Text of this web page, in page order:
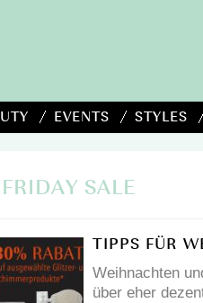
EVENTS STYLES
SALE
TIPPS FÜR
Weihnachten
über eher